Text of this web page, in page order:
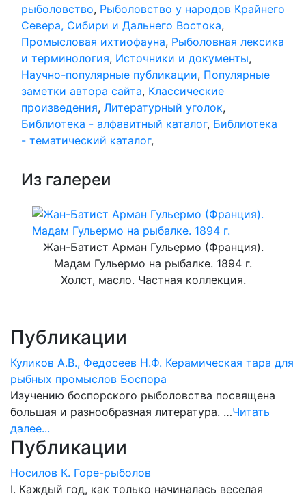
рыболовство, Рыболовство у народов Крайнего
Севера, Сибири и Дальнего Востока,
Промысловая ихтиофауна, Рыболовная лексика
и терминология, Источники и документы,
Научно-популярные публикации, Популярные
заметки автора сайта, Классические
произведения, Литературный уголок,
Библиотека - алфавитный каталог, Библиотека
- тематический каталог,
Из галереи
Жан-Батист Арман Гульермо (Франция).
Мадам Гульермо на рыбалке. 1894 г.
Холст, масло. Частная коллекция.
Публикации
Куликов А.В., Федосеев Н.Ф. Керамическая тара для
рыбных промыслов Боспора
Изучению боспорского рыболовства посвящена
большая и разнообразная литература. …Читать
далее...
Публикации
Носилов К. Горе-рыболов
I. Каждый год, как только начиналась веселая